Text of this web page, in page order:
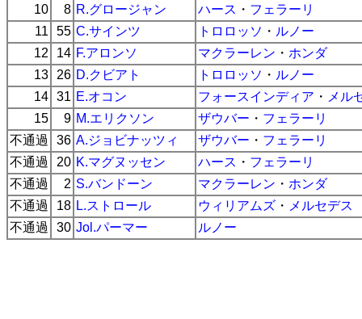
10
8 R.グロージャン ハース ・ フェラーリ
11
55 C.サインツ トロロッソ ・ ルノー
12
14 F.アロンソ マクラーレン ・ ホンダ
13
26 D.クビアト トロロッソ ・ ルノー
14 31 E.オコン フォースインディア ・ メル
15
9 M.エリクソン ザウバー ・ フェラーリ
不通過
36 A.ジョビナッツィ ザウバー ・ フェラーリ
不通過
20 K.マグヌッセン ハース ・ フェラーリ
不通過
2 S.バンドーン マクラーレン ・ ホンダ
不通過
18 L.ストロール ウィリアムズ ・ メルセデス
不通過
30 Jol.パーマー ルノー